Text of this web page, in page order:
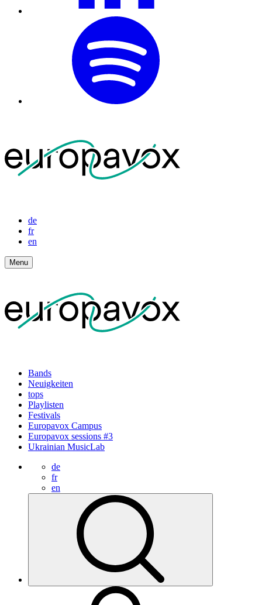
de
fr
en
Menu
Bands
Neuigkeiten
tops
Playlisten
Festivals
Europavox Campus
Europavox sessions #3
Ukrainian MusicLab
de
fr
en